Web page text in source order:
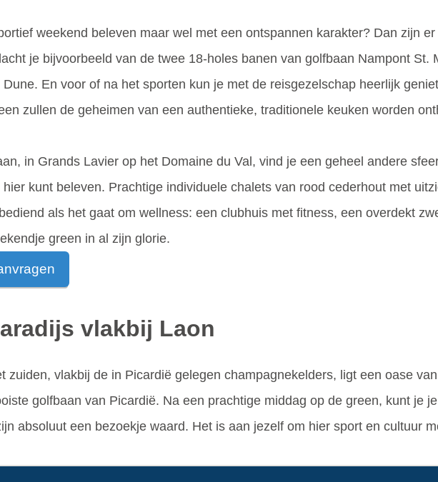
weekend beleven maar wel met een ontspannen karakter? Dan zijn
je bijvoorbeeld van de twee 18-holes banen van golfbaan Nampont St.
En voor of na het sporten kun je met de reisgezelschap heerlijk
zullen de geheimen van een authentieke, traditionele keuken worden
in Grands Lavier op het Domaine du Val, vind je een geheel andere
kunt beleven. Prachtige individuele chalets van rood cederhout met
als het gaat om wellness: een clubhuis met fitness, een overdekt
green in al zijn glorie.
vlakbij Laon
zuiden, vlakbij de in Picardië gelegen champagnekelders, ligt een oase
golfbaan van Picardië. Na een prachtige middag op de green, kunt je
absoluut een bezoekje waard. Het is aan jezelf om hier sport en cultuur